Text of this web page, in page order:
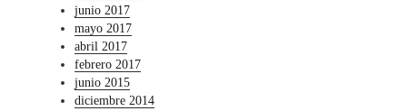
junio 2017
mayo 2017
abril 2017
febrero 2017
junio 2015
diciembre 2014